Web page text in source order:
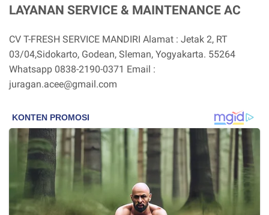
LAYANAN SERVICE & MAINTENANCE AC
CV T-FRESH SERVICE MANDIRI Alamat : Jetak 2, RT
03/04,Sidokarto, Godean, Sleman, Yogyakarta. 55264
Whatsapp 0838-2190-0371 Email :
juragan.acee@gmail.com